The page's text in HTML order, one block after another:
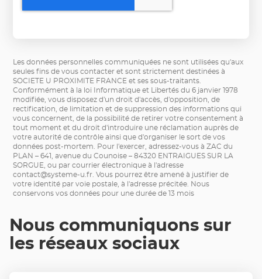
Les données personnelles communiquées ne sont utilisées qu'aux
seules fins de vous contacter et sont strictement destinées à
SOCIETE U PROXIMITE FRANCE et ses sous-traitants.
Conformément à la loi Informatique et Libertés du 6 janvier 1978
modifiée, vous disposez d'un droit d'accès, d'opposition, de
rectification, de limitation et de suppression des informations qui
vous concernent, de la possibilité de retirer votre consentement à
tout moment et du droit d'introduire une réclamation auprès de
votre autorité de contrôle ainsi que d'organiser le sort de vos
données post-mortem. Pour l'exercer, adressez-vous à ZAC du
PLAN – 641, avenue du Counoise – 84320 ENTRAIGUES SUR LA
SORGUE, ou par courrier électronique à l'adresse
contact@systeme-u.fr . Vous pourrez être amené à justifier de
votre identité par voie postale, à l'adresse précitée. Nous
conservons vos données pour une durée de 13 mois
Nous communiquons sur
les réseaux sociaux